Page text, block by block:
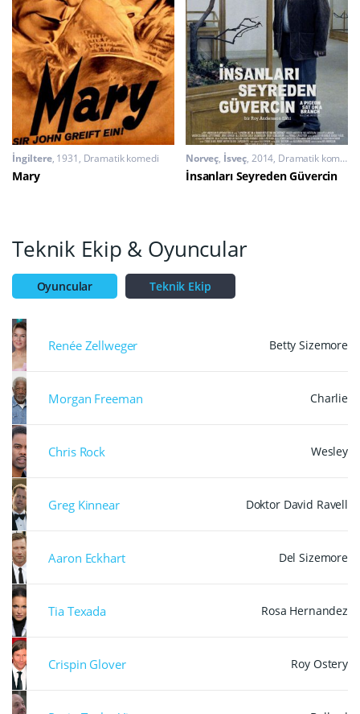
İngiltere 1931 Dramatik komedi
Mary
Norveç, İsveç 2014 Dramatik komedi
İnsanları Seyreden Güvercin
Teknik Ekip & Oyuncular
Oyuncular Teknik Ekip
Renée Zellweger Betty Sizemore
Morgan Freeman Charlie
Chris Rock Wesley
Greg Kinnear Doktor David Ravell
Aaron Eckhart Del Sizemore
Tia Texada Rosa Hernandez
Crispin Glover Roy Ostery